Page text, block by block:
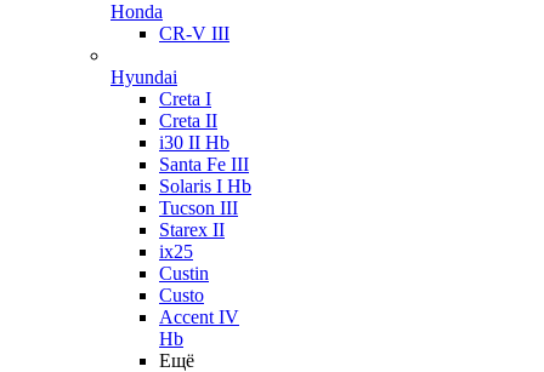
Honda
CR-V III
Hyundai
Creta I
Creta II
i30 II Hb
Santa Fe III
Solaris I Hb
Tucson III
Starex II
ix25
Custin
Custo
Accent IV
Hb
Ещё